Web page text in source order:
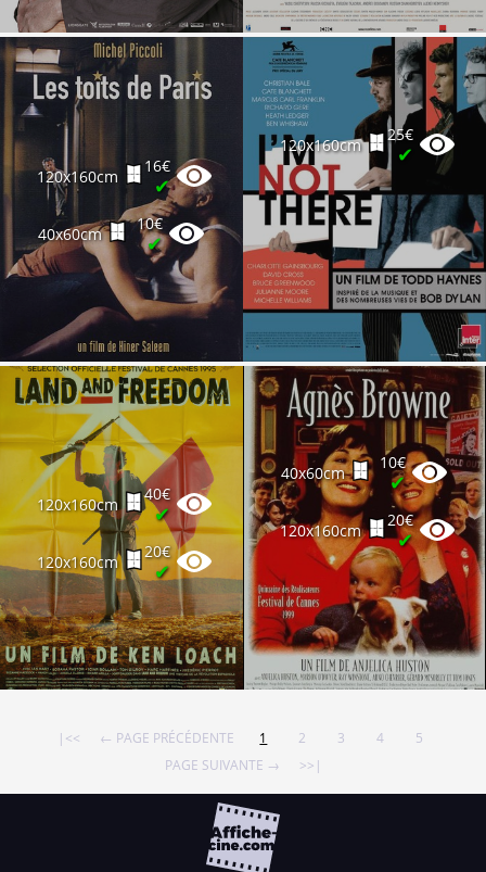
120x160cm
16€
✔
40x60cm
10€
✔
120x160cm
25€
✔
120x160cm
40€
✔
120x160cm
20€
✔
40x60cm
10€
✔
120x160cm
20€
✔
|<< ← PAGE PRÉCÉDENTE 1 2 3 4
5
PAGE SUIVANTE →
>>|